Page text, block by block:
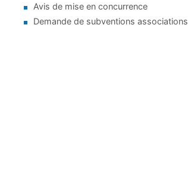
Avis de mise en concurrence
Demande de subventions associations